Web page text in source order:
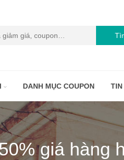
DANH MỤC COUPON TIN
giá hàng